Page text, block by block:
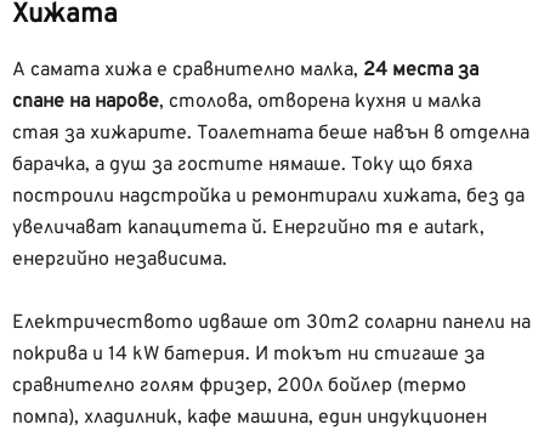
Хижата
А самата хижа е сравнително малка, 24 места за
спане на нарове, столова, отворена кухня и малка
стая за хижарите. Тоалетната беше навън в отделна
барачка, а душ за гостите нямаше. Току що бяха
построили надстройка и ремонтирали хижата, без да
увеличават капацитета й. Енергийно тя е autark,
енергийно независима.
Електричеството идваше от 30m2 соларни панели на
покрива и 14 kW батерия. И токът ни стигаше за
сравнително голям фризер, 200л бойлер (термо
помпа), хладилник, кафе машина, един индукционен